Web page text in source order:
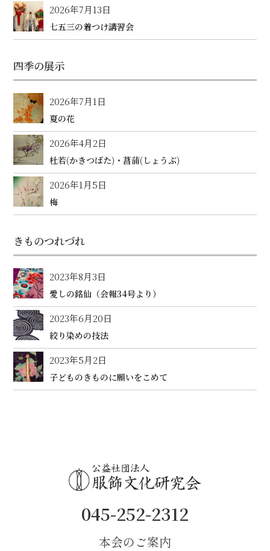
2026年7月13日
七五三の着つけ講習会
四季の展示
2026年7月1日
夏の花
2026年4月2日
杜若(かきつばた)・菖蒲(しょうぶ)
2026年1月5日
梅
きものつれづれ
2023年8月3日
愛しの銘仙（会報34号より）
2023年6月20日
絞り染めの技法
2023年5月2日
子どものきものに願いをこめて
045-252-2312
本会のご案内